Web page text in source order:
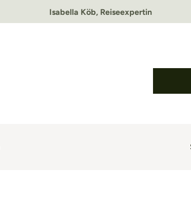
Isabella Köb, Reiseexpertin